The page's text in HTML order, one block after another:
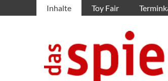
Inhalte Toy Fair